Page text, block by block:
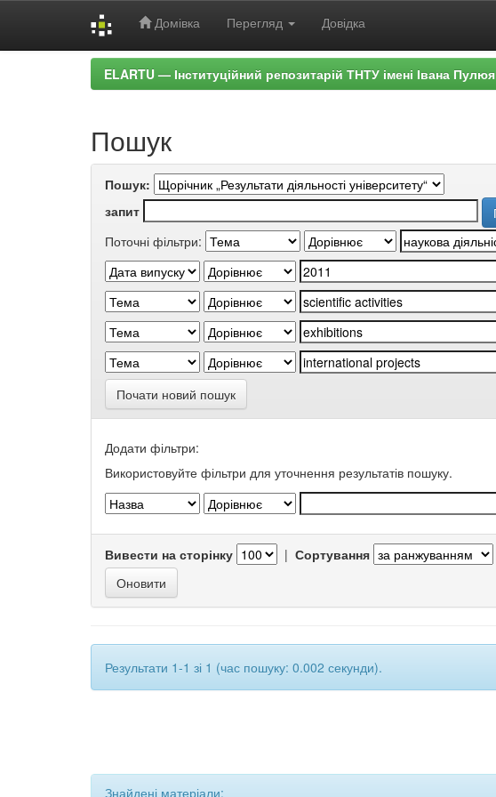
Домівка Перегляд Довідка
ELARTU — Інституційний репозитарій ТНТУ імені Івана Пулюя
Пошук
Пошук:
запит
Поточні фільтри:
Почати новий пошук
Додати фільтри:
Використовуйте фільтри для уточнення результатів пошуку.
Вивести на сторінку | Сортування
Результати 1-1 зі 1 (час пошуку: 0.002 секунди).
Знайдені матеріали: